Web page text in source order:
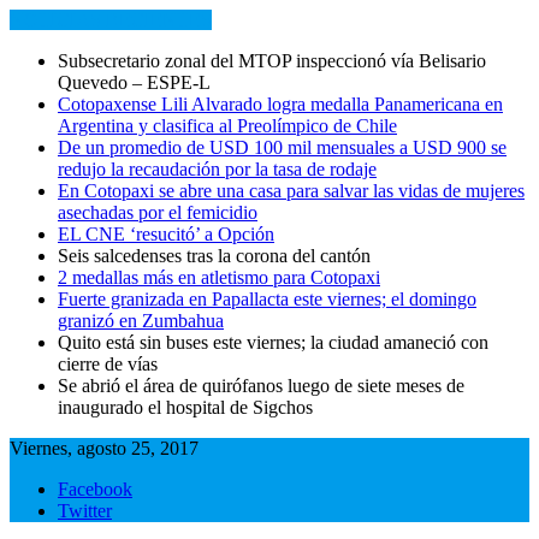
Subsecretario zonal del MTOP inspeccionó vía Belisario
Quevedo – ESPE-L
Cotopaxense Lili Alvarado logra medalla Panamericana en
Argentina y clasifica al Preolímpico de Chile
De un promedio de USD 100 mil mensuales a USD 900 se
redujo la recaudación por la tasa de rodaje
En Cotopaxi se abre una casa para salvar las vidas de mujeres
asechadas por el femicidio
EL CNE ‘resucitó’ a Opción
Seis salcedenses tras la corona del cantón
2 medallas más en atletismo para Cotopaxi
Fuerte granizada en Papallacta este viernes; el domingo
granizó en Zumbahua
Quito está sin buses este viernes; la ciudad amaneció con
cierre de vías
Se abrió el área de quirófanos luego de siete meses de
inaugurado el hospital de Sigchos
Viernes, agosto 25, 2017
Facebook
Twitter